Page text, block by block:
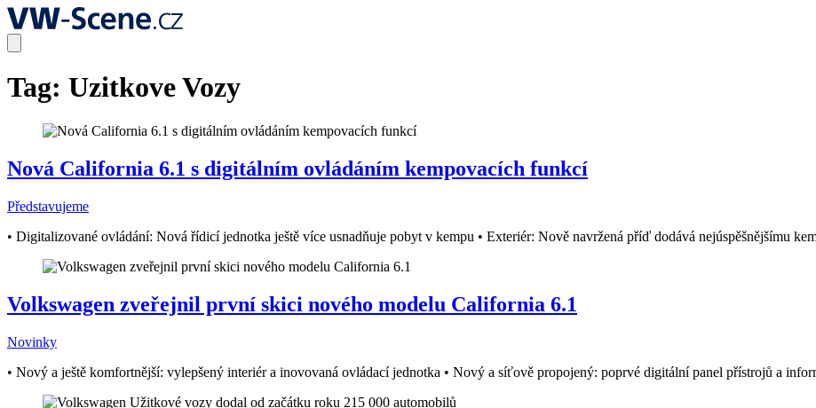
Tag: Uzitkove Vozy
Nová California 6.1 s digitálním ovládáním kempovacích funkcí
Představujeme
• Digitalizované ovládání: Nová řídicí jednotka ještě více usnadňuje pobyt v kempu • Exteriér: Nově navržená příď dodává nejúspěšnějšímu
Volkswagen zveřejnil první skici nového modelu California 6.1
Novinky
• Nový a ještě komfortnější: vylepšený interiér a inovovaná ovládací jednotka • Nový a síťově propojený: poprvé digitální panel přístrojů a